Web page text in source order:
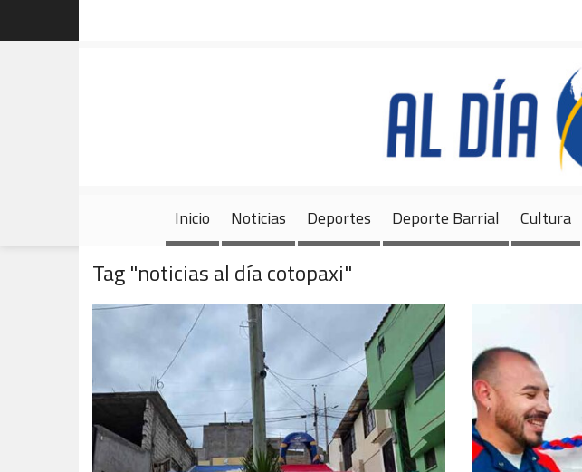
Inicio Noticias Deportes Deporte Barrial Cultura
Tag "noticias al día cotopaxi"